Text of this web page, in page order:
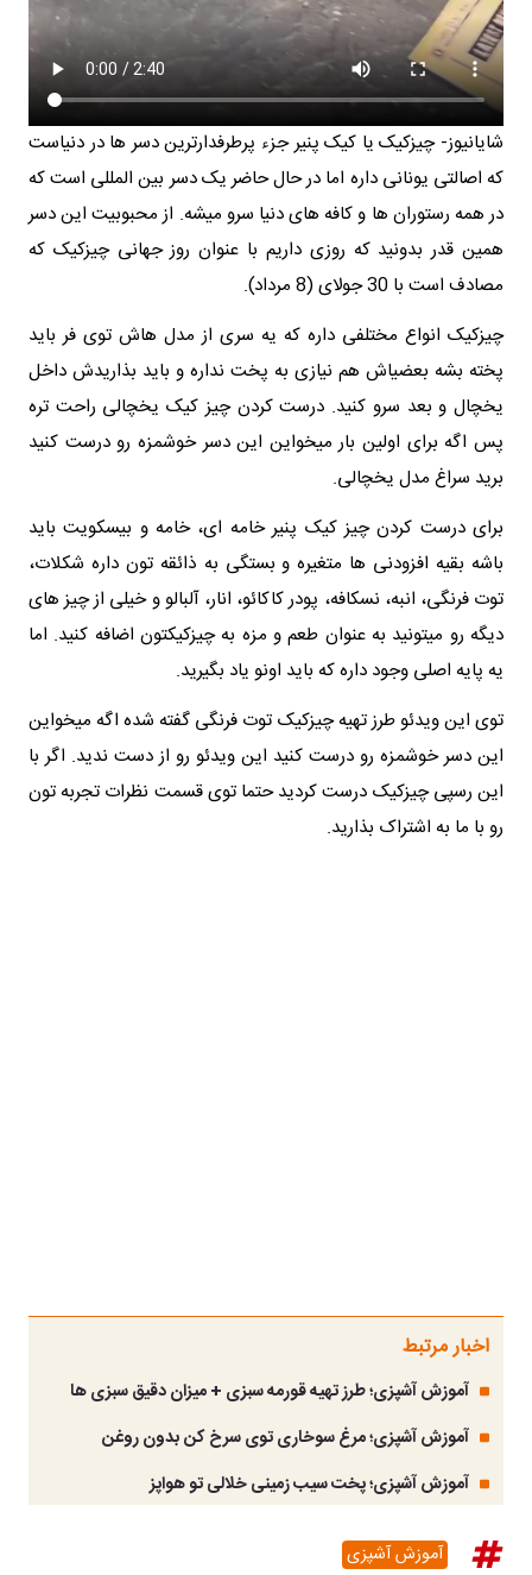
شایانیوز- چیزکیک یا کیک پنیر جزء پرطرفدارترین دسر ها در دنیاست
که اصالتی یونانی داره اما در حال حاضر یک دسر بین المللی است که
در همه رستوران ها و کافه های دنیا سرو میشه. از محبوبیت این دسر
همین قدر بدونید که روزی داریم با عنوان روز جهانی چیزکیک که
مصادف است با 30 جولای (8 مرداد).
چیزکیک انواع مختلفی داره که یه سری از مدل هاش توی فر باید
پخته بشه بعضیاش هم نیازی به پخت نداره و باید بذاریدش داخل
یخچال و بعد سرو کنید. درست کردن چیز کیک یخچالی راحت تره
پس اگه برای اولین بار میخواین این دسر خوشمزه رو درست کنید
برید سراغ مدل یخچالی.
برای درست کردن چیز کیک پنیر خامه ای، خامه و بیسکویت باید
باشه بقیه افزودنی ها متغیره و بستگی به ذائقه تون داره شکلات،
توت فرنگی، انبه، نسکافه، پودر کاکائو، انار، آلبالو و خیلی از چیز های
دیگه رو میتونید به عنوان طعم و مزه به چیزکیکتون اضافه کنید. اما
یه پایه اصلی وجود داره که باید اونو یاد بگیرید.
توی این ویدئو طرز تهیه چیزکیک توت فرنگی گفته شده اگه میخواین
این دسر خوشمزه رو درست کنید این ویدئو رو از دست ندید. اگر با
این رسپی چیزکیک درست کردید حتما توی قسمت نظرات تجربه تون
رو با ما به اشتراک بذارید.
اخبار مرتبط
آموزش آشپزی؛ طرز تهیه قورمه سبزی + میزان دقیق سبزی ها
آموزش آشپزی؛ مرغ سوخاری توی سرخ کن بدون روغن
آموزش آشپزی؛ پخت سیب زمینی خلالی تو هواپز
آموزش آشپزی